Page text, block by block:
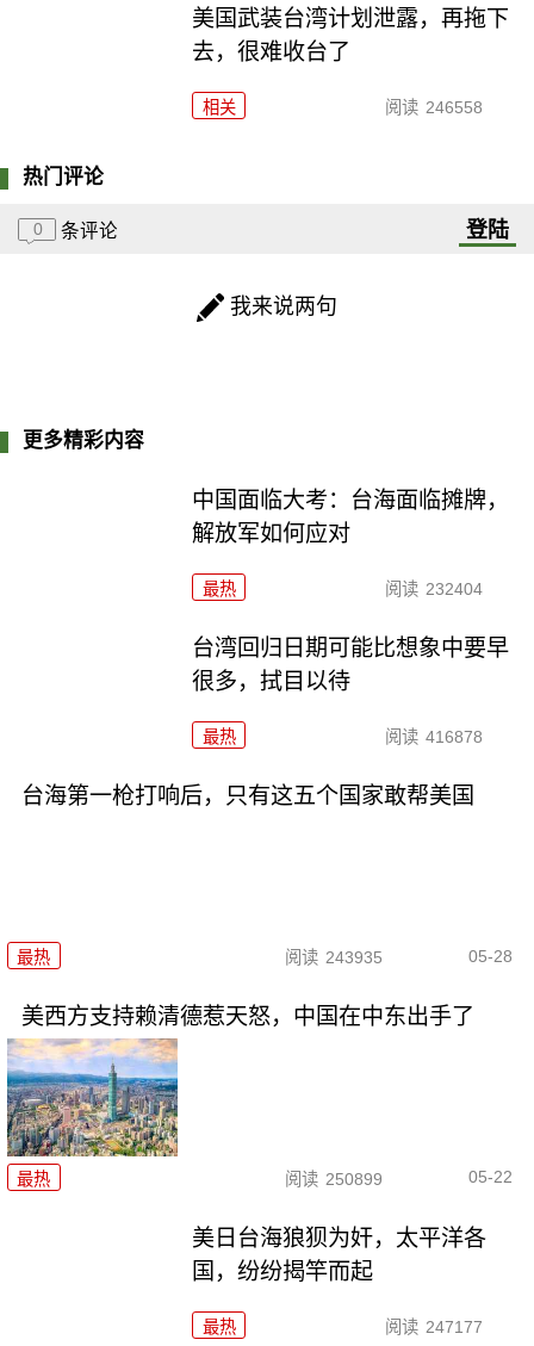
美国武装台湾计划泄露，再拖下
去，很难收台了
相关 阅读 246558
热门评论
0 条评论 登陆
我来说两句
更多精彩内容
中国面临大考：台海面临摊牌，
解放军如何应对
最热 阅读 232404
台湾回归日期可能比想象中要早
很多，拭目以待
最热 阅读 416878
台海第一枪打响后，只有这五个国家敢帮美国
最热 阅读 243935 05-28
美西方支持赖清德惹天怒，中国在中东出手了
最热 阅读 250899 05-22
美日台海狼狈为奸，太平洋各
国，纷纷揭竿而起
最热 阅读 247177